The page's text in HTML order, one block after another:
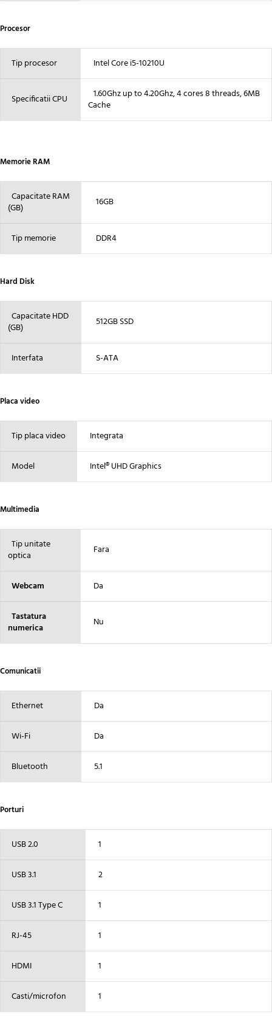
Procesor
Tip procesor Intel Core i5-10210U
Specificatii CPU
1.60Ghz up to 4.20Ghz, 4 cores 8 threads, 6MB
Cache
Memorie RAM
Capacitate RAM
(GB)
16GB
Tip memorie DDR4
Hard Disk
Capacitate HDD
(GB)
512GB SSD
Interfata S-ATA
Placa video
Tip placa video Integrata
Model Intel® UHD Graphics
Multimedia
Tip unitate
optica
Fara
Webcam Da
Tastatura
numerica
Nu
Comunicatii
Ethernet Da
Wi-Fi Da
Bluetooth 5.1
Porturi
USB 2.0 1
USB 3.1 2
USB 3.1 Type C 1
RJ-45 1
HDMI 1
Casti/microfon 1